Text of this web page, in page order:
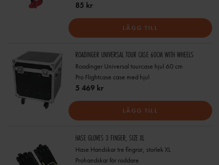
85 kr
LÄGG TILL
ROADINGER UNIVERSAL TOUR CASE 60CM WITH WHEELS
Roadinger Universal tourcase hjul 60 cm
Pro Flightcase case med hjul
5 469 kr
LÄGG TILL
HASE GLOVES 3 FINGER, SIZE XL
Hase Handskar tre fingrar, storlek XL
Prohandskar för roddare